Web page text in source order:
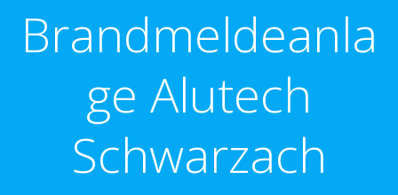
Brandmeldeanla
ge Alutech
Schwarzach